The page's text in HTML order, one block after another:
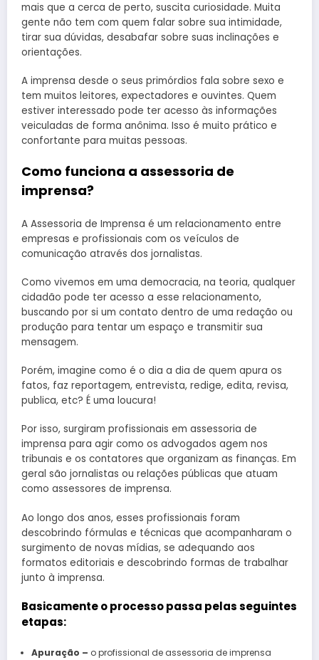
mais que a cerca de perto, suscita curiosidade. Muita
gente não tem com quem falar sobre sua intimidade,
tirar sua dúvidas, desabafar sobre suas inclinações e
orientações.
A imprensa desde o seus primórdios fala sobre sexo e
tem muitos leitores, expectadores e ouvintes. Quem
estiver interessado pode ter acesso às informações
veiculadas de forma anônima. Isso é muito prático e
confortante para muitas pessoas.
Como funciona a assessoria de
imprensa?
A Assessoria de Imprensa é um relacionamento entre
empresas e profissionais com os veículos de
comunicação através dos jornalistas.
Como vivemos em uma democracia, na teoria, qualquer
cidadão pode ter acesso a esse relacionamento,
buscando por si um contato dentro de uma redação ou
produção para tentar um espaço e transmitir sua
mensagem.
Porém, imagine como é o dia a dia de quem apura os
fatos, faz reportagem, entrevista, redige, edita, revisa,
publica, etc? É uma loucura!
Por isso, surgiram profissionais em assessoria de
imprensa para agir como os advogados agem nos
tribunais e os contatores que organizam as finanças. Em
geral são jornalistas ou relações públicas que atuam
como assessores de imprensa.
Ao longo dos anos, esses profissionais foram
descobrindo fórmulas e técnicas que acompanharam o
surgimento de novas mídias, se adequando aos
formatos editoriais e descobrindo formas de trabalhar
junto à imprensa.
Basicamente o processo passa pelas seguintes
etapas:
Apuração – o profissional de assessoria de imprensa